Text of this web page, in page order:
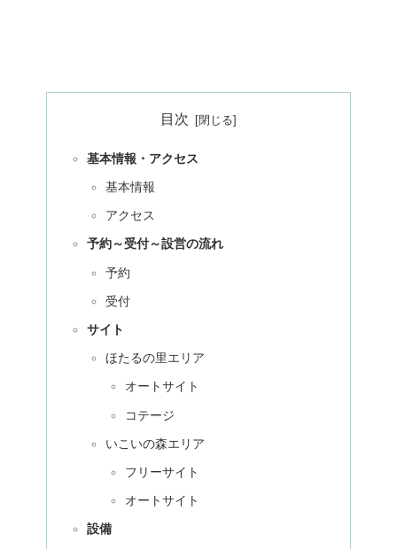
目次
基本情報・アクセス
基本情報
アクセス
予約～受付～設営の流れ
予約
受付
サイト
ほたるの里エリア
オートサイト
コテージ
いこいの森エリア
フリーサイト
オートサイト
設備